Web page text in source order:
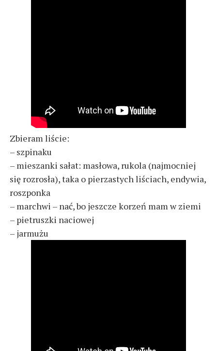
Zbieram liście:
– szpinaku
– mieszanki sałat: masłowa, rukola (najmocniej
się rozrosła), taka o pierzastych liściach, endywia,
roszponka
– marchwi – nać, bo jeszcze korzeń mam w ziemi
– pietruszki naciowej
– jarmużu